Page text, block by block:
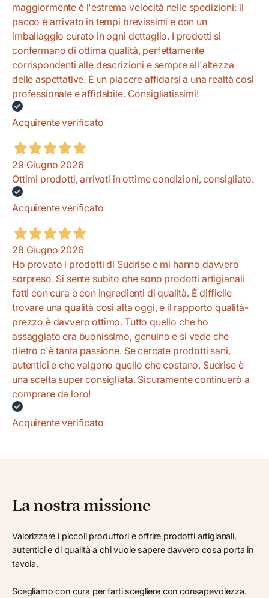
maggiormente è l'estrema velocità nelle spedizioni: il
pacco è arrivato in tempi brevissimi e con un
imballaggio curato in ogni dettaglio. I prodotti si
confermano di ottima qualità, perfettamente
corrispondenti alle descrizioni e sempre all'altezza
delle aspettative. È un piacere affidarsi a una realtà così
professionale e affidabile. Consigliatissimi!
Acquirente verificato
29 Giugno 2026
Ottimi prodotti, arrivati in ottime condizioni, consigliato.
Acquirente verificato
28 Giugno 2026
Ho provato i prodotti di Sudrise e mi hanno davvero
sorpreso. Si sente subito che sono prodotti artigianali
fatti con cura e con ingredienti di qualità. È difficile
trovare una qualità così alta oggi, e il rapporto qualità-
prezzo è davvero ottimo. Tutto quello che ho
assaggiato era buonissimo, genuino e si vede che
dietro c'è tanta passione. Se cercate prodotti sani,
autentici e che valgono quello che costano, Sudrise è
una scelta super consigliata. Sicuramente continuerò a
comprare da loro!
Acquirente verificato
La nostra missione
Valorizzare i piccoli produttori e offrire prodotti artigianali,
autentici e di qualità a chi vuole sapere davvero cosa porta in
tavola.
Scegliamo con cura per farti scegliere con consapevolezza.